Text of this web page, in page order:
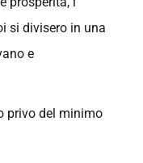
si divisero in una
e
privo del minimo